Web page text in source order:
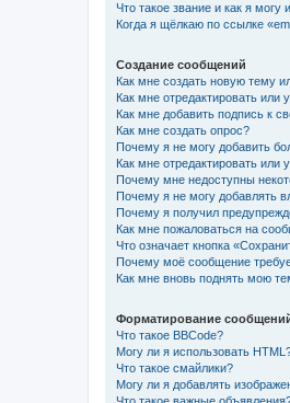
Что такое звание и как я могу
Когда я щёлкаю по ссылке
Создание сообщений
Как мне создать новую тему
Как мне отредактировать или
Как мне добавить подпись к
Как мне создать опрос?
Почему я не могу добавить
Как мне отредактировать или
Почему мне недоступны
Почему я не могу добавлять
Почему я получил
Как мне пожаловаться на
Что означает кнопка
Почему моё сообщение
Как мне вновь поднять мою
Форматирование
Что такое BBCode?
Могу ли я использовать
Что такое смайлики?
Могу ли я добавлять